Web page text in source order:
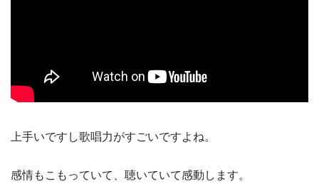
上手いですし歌唱力がすごいですよね。
感情もこもっていて、聴いていて感動します。